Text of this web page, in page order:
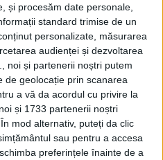
și procesăm date personale,
standard trimise de un
personalizate, măsurarea
audienței și dezvoltarea
noi și partenerii noștri putem
de geolocație prin scanarea
a vă da acordul cu privire la
și 1733 partenerii noștri
mod alternativ, puteți da clic
sau pentru a accesa
preferințele înainte de a
2026
Ioja, administratorul
al județului: La ce
are Cetatea Suceava,
punctul meu de vedere,
acestei echipe ar
să fie intrarea în
off
IULIE, 2026